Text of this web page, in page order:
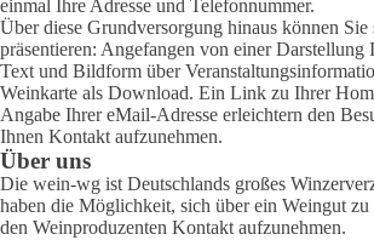
einmal Ihre Adresse und Telefonnummer.
Über diese Grundversorgung hinaus können
präsentieren: Angefangen von einer Darstellung
Text und Bildform über
Weinkarte als Download. Ein Link zu Ihrer
Angabe Ihrer eMail-Adresse erleichtern den
Ihnen Kontakt aufzunehmen.
Über uns
Die wein-wg ist Deutschlands großes
haben die Möglichkeit, sich über ein Weingut
den Weinproduzenten Kontakt aufzunehmen.